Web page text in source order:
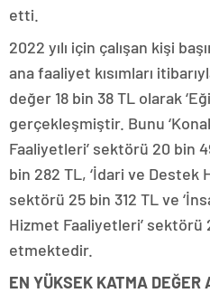
etti.
2022 yılı için çalışan kişi
ana faaliyet kısımları
değer 18 bin 38 TL olarak
gerçekleşmiştir. Bunu
Faaliyetleri’ sektörü 20 bin
bin 282 TL, ‘İdari ve Destek
sektörü 25 bin 312 TL ve
Hizmet Faaliyetleri’ sektörü
etmektedir.
EN YÜKSEK KATMA DEĞER